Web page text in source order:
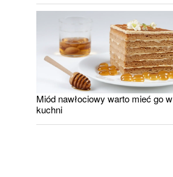
Miód nawłociowy warto mieć go w
kuchni